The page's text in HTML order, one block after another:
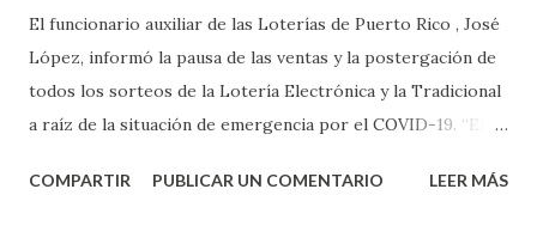
El funcionario auxiliar de las Loterías de Puerto Rico , José
López, informó la pausa de las ventas y la postergación de
todos los sorteos de la Lotería Electrónica y la Tradicional
a raíz de la situación de emergencia por el COVID-19. “En
proteger la salud de nuestros empleados, vendedores y
COMPARTIR PUBLICAR UN COMENTARIO LEER MÁS